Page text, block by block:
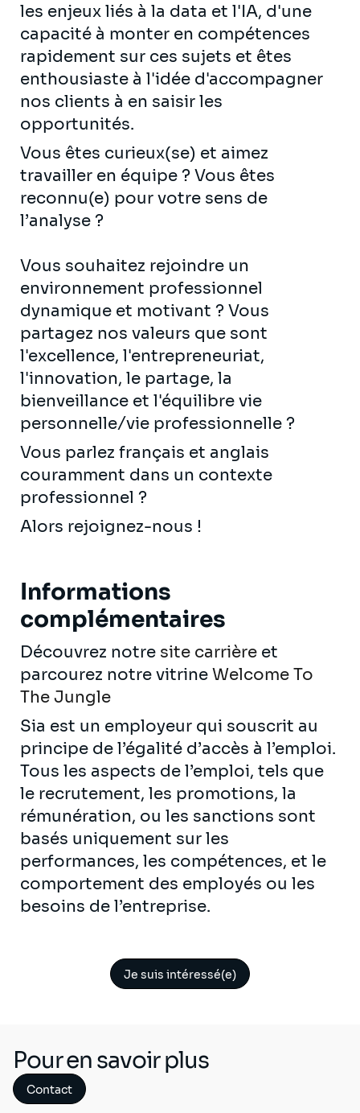
les enjeux liés à la data et l'IA, d'une
capacité à monter en compétences
rapidement sur ces sujets et êtes
enthousiaste à l'idée d'accompagner
nos clients à en saisir les
opportunités.
Vous êtes curieux(se) et aimez
travailler en équipe ? Vous êtes
reconnu(e) pour votre sens de
l’analyse ?
Vous souhaitez rejoindre un
environnement professionnel
dynamique et motivant ? Vous
partagez nos valeurs que sont
l'excellence, l'entrepreneuriat,
l'innovation, le partage, la
bienveillance et l'équilibre vie
personnelle/vie professionnelle ?
Vous parlez français et anglais
couramment dans un contexte
professionnel ?
Alors rejoignez-nous !
Informations
complémentaires
Découvrez notre site carrière et
parcourez notre vitrine Welcome To
The Jungle
Sia est un employeur qui souscrit au
principe de l’égalité d’accès à l’emploi.
Tous les aspects de l’emploi, tels que
le recrutement, les promotions, la
rémunération, ou les sanctions sont
basés uniquement sur les
performances, les compétences, et le
comportement des employés ou les
besoins de l’entreprise.
Je suis intéressé(e)
Pour en savoir plus
Contact